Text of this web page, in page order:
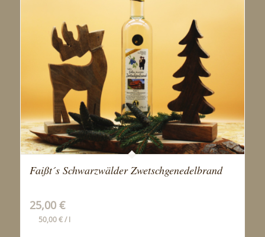
Faißt´s Schwarzwälder Zwetschgenedelbrand
25,00 €
50,00€/l